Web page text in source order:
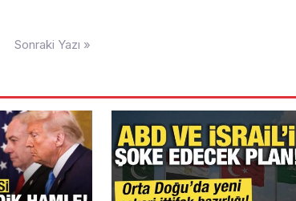
Sonraki Yazı »